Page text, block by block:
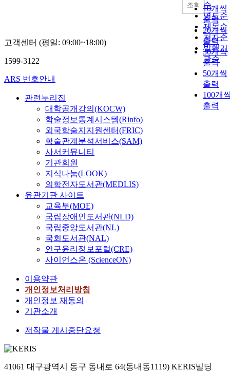
순
연도순
제목순
저자순
발행기
관순
10개씩
출력
20개씩
출력
30개씩
출력
50개씩
출력
100개
출력
조회
고객센터 (평일: 09:00~18:00)
1599-3122
ARS 번호안내
관련누리집
대학공개강의(KOCW)
학술정보통계시스템(Rinfo)
외국학술지지원센터(FRIC)
학술관계분석서비스(SAM)
사서커뮤니티
기관회원
지식나눔(LOOK)
의학전자도서관(MEDLIS)
유관기관 사이트
교육부(MOE)
국립장애인도서관(NLD)
국립중앙도서관(NL)
국회도서관(NAL)
연구윤리정보포털(CRE)
사이언스온 (ScienceON)
이용약관
개인정보처리방침
개인정보 재동의
기관소개
저작물 게시중단요청
41061 대구광역시 동구 동내로 64(동내동1119) KERIS빌딩